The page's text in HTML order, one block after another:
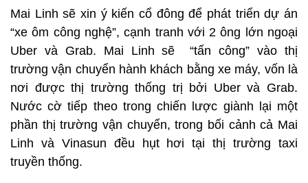
Mai Linh sẽ xin ý kiến cổ đông để phát triển dự án
“xe ôm công nghệ”, cạnh tranh với 2 ông lớn ngoại
Uber và Grab. Mai Linh sẽ “tấn công” vào thị
trường vận chuyển hành khách bằng xe máy, vốn là
nơi được thị trường thống trị bởi Uber và Grab.
Nước cờ tiếp theo trong chiến lược giành lại một
phần thị trường vận chuyển, trong bối cảnh cả Mai
Linh và Vinasun đều hụt hơi tại thị trường taxi
truyền thống.